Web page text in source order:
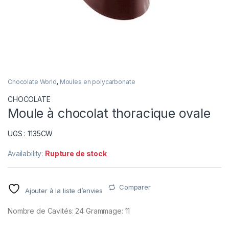
Chocolate World, Moules en polycarbonate
CHOCOLATE
Moule à chocolat thoracique ovale
UGS : 1135CW
Availability: Rupture de stock
Ajouter à la liste d’envies Comparer
Nombre de Cavités: 24 Grammage: 11